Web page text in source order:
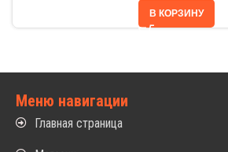
В КОРЗИНУ
Меню навигации
Главная страница